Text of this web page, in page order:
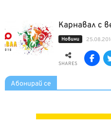
Карнавал с
Новини
SHARES
Абонирай се